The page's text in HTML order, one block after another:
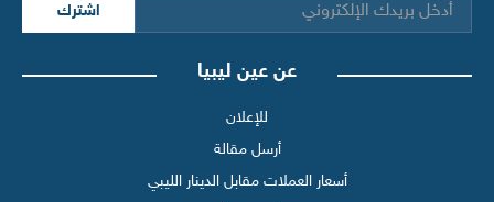
اشترك
عن عين ليبيا
للإعلان
أرسل مقالة
أسعار العملات مقابل الدينار الليبي